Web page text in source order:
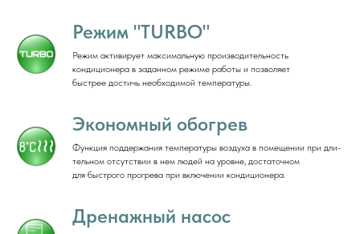
Режим "TURBO"
Режим активирует максимальную производительность
кондиционера в заданном режиме работы и позволяет
быстрее достичь необходимой температуры.
Экономный обогрев
Функция поддержания температуры воздуха в помещении при дли-
тельном отсутствии в нем людей на уровне, достаточном
для быстрого прогрева при включении кондиционера.
Дренажный насос